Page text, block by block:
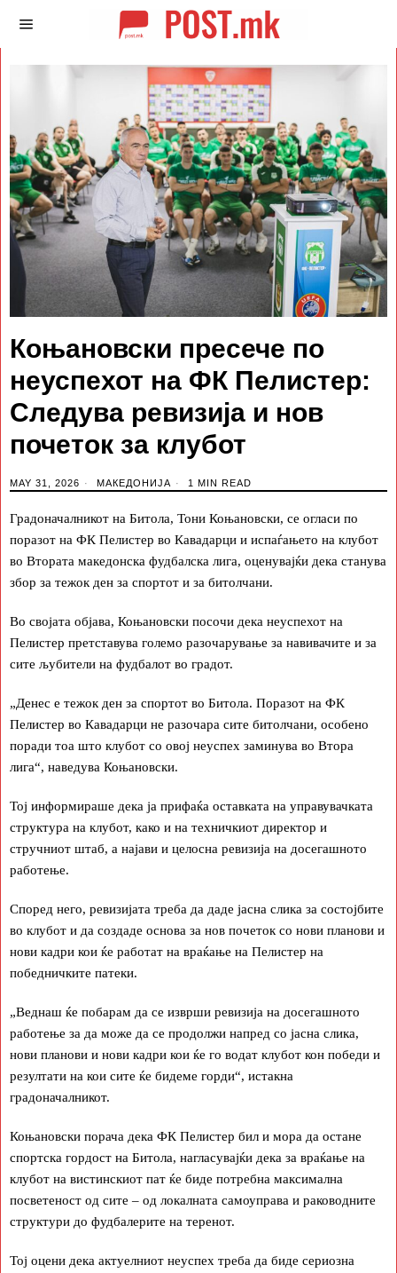
Коњановски пресече по
неуспехот на ФК Пелистер:
Следува ревизија и нов
почеток за клубот
MAY 31, 2026 МАКЕДОНИЈА 1 MIN READ
Градоначалникот на Битола, Тони Коњановски, се огласи по
поразот на ФК Пелистер во Кавадарци и испаѓањето на клубот
во Втората македонска фудбалска лига, оценувајќи дека станува
збор за тежок ден за спортот и за битолчани.
Во својата објава, Коњановски посочи дека неуспехот на
Пелистер претставува големо разочарување за навивачите и за
сите љубители на фудбалот во градот.
„Денес е тежок ден за спортот во Битола. Поразот на ФК
Пелистер во Кавадарци не разочара сите битолчани, особено
поради тоа што клубот со овој неуспех заминува во Втора
лига“, наведува Коњановски.
Тој информираше дека ја прифаќа оставката на управувачката
структура на клубот, како и на техничкиот директор и
стручниот штаб, а најави и целосна ревизија на досегашното
работење.
Според него, ревизијата треба да даде јасна слика за состојбите
во клубот и да создаде основа за нов почеток со нови планови и
нови кадри кои ќе работат на враќање на Пелистер на
победничките патеки.
„Веднаш ќе побарам да се изврши ревизија на досегашното
работење за да може да се продолжи напред со јасна слика,
нови планови и нови кадри кои ќе го водат клубот кон победи и
резултати на кои сите ќе бидеме горди“, истакна
градоначалникот.
Коњановски порача дека ФК Пелистер бил и мора да остане
спортска гордост на Битола, нагласувајќи дека за враќање на
клубот на вистинскиот пат ќе биде потребна максимална
посветеност од сите – од локалната самоуправа и раководните
структури до фудбалерите на теренот.
Тој оцени дека актуелниот неуспех треба да биде сериозна